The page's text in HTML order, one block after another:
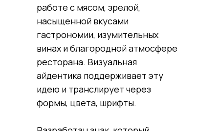
работе с мясом, зрелой,
насыщенной вкусами
гастрономии, изумительных
винах и благородной атмосфере
ресторана. Визуальная
айдентика поддерживает эту
идею и транслирует через
формы, цвета, шрифты.